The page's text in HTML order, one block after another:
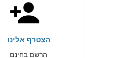
הצטרף אלינו
הרשם בחינם